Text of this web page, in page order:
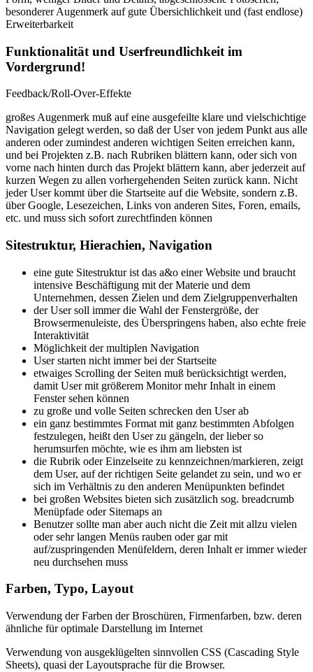
besonderer Augenmerk auf gute Übersichlichkeit und (fast endlose)
Erweiterbarkeit
Funktionalität und Userfreundlichkeit im
Vordergrund!
Feedback/Roll-Over-Effekte
großes Augenmerk muß auf eine ausgefeilte klare und vielschichtige
Navigation gelegt werden, so daß der User von jedem Punkt aus alle
anderen oder zumindest anderen wichtigen Seiten erreichen kann,
und bei Projekten z.B. nach Rubriken blättern kann, oder sich von
vorne nach hinten durch das Projekt blättern kann, aber jederzeit auf
kurzen Wegen zu allen vorhergehenden Seiten zurück kann. Nicht
jeder User kommt über die Startseite auf die Website, sondern z.B.
über Google, Lesezeichen, Links von anderen Sites, Foren, emails,
etc. und muss sich sofort zurechtfinden können
Sitestruktur, Hierachien, Navigation
eine gute Sitestruktur ist das a&o einer Website und braucht
intensive Beschäftigung mit der Materie und dem
Unternehmen, dessen Zielen und dem Zielgruppenverhalten
der User soll immer die Wahl der Fenstergröße, der
Browsermenuleiste, des Überspringens haben, also echte freie
Interaktivität
Möglichkeit der multiplen Navigation
User starten nicht immer bei der Startseite
etwaiges Scrolling der Seiten muß berücksichtigt werden,
damit User mit größerem Monitor mehr Inhalt in einem
Fenster sehen können
zu große und volle Seiten schrecken den User ab
ein ganz bestimmtes Format mit ganz bestimmten Abfolgen
festzulegen, heißt den User zu gängeln, der lieber so
herumsurfen möchte, wie es ihm am liebsten ist
die Rubrik oder Einzelseite zu kennzeichnen/markieren, zeigt
dem User, auf der richtigen Seite gelandet zu sein, und wo er
sich im Verhältnis zu den anderen Menüpunkten befindet
bei großen Websites bieten sich zusätzlich sog. breadcrumb
Menüpfade oder Sitemaps an
Benutzer sollte man aber auch nicht die Zeit mit allzu vielen
oder sehr langen Menüs rauben oder gar mit
auf/zuspringenden Menüfeldern, deren Inhalt er immer wieder
neu durchsehen muss
Farben, Typo, Layout
Verwendung der Farben der Broschüren, Firmenfarben, bzw. deren
ähnliche für optimale Darstellung im Internet
Verwendung von ausgeklügelten sinnvollen CSS (Cascading Style
Sheets), quasi der Layoutsprache für die Browser.